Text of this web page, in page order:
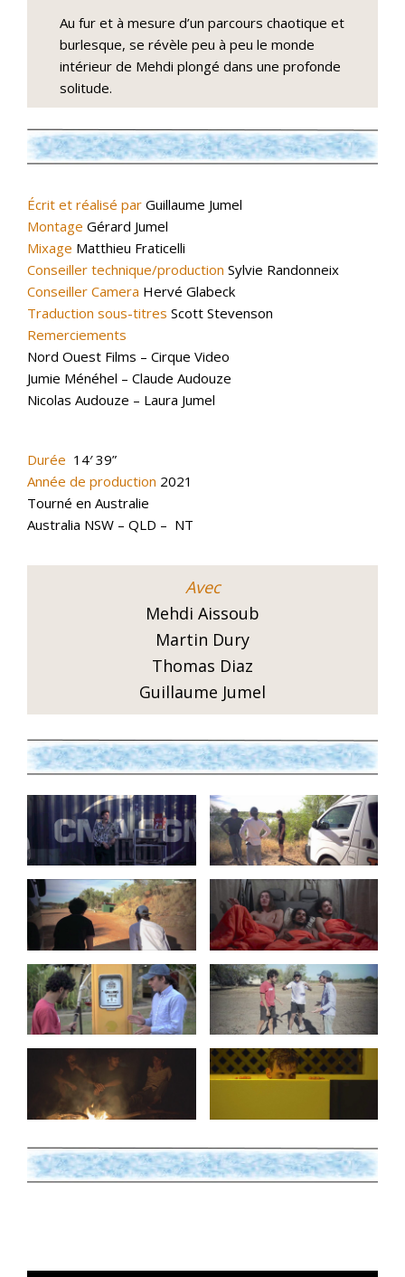
Au fur et à mesure d’un parcours chaotique et
burlesque, se révèle peu à peu le monde
intérieur de Mehdi plongé dans une profonde
solitude.
Écrit et réalisé par Guillaume Jumel
Montage Gérard Jumel
Mixage Matthieu Fraticelli
Conseiller technique/production Sylvie Randonneix
Conseiller Camera Hervé Glabeck
Traduction sous-titres Scott Stevenson
Remerciements
Nord Ouest Films – Cirque Video
Jumie Ménéhel – Claude Audouze
Nicolas Audouze – Laura Jumel
Durée 14′ 39”
Année de production 2021
Tourné en Australie
Australia NSW – QLD – NT
Avec
Mehdi Aissoub
Martin Dury
Thomas Diaz
Guillaume Jumel